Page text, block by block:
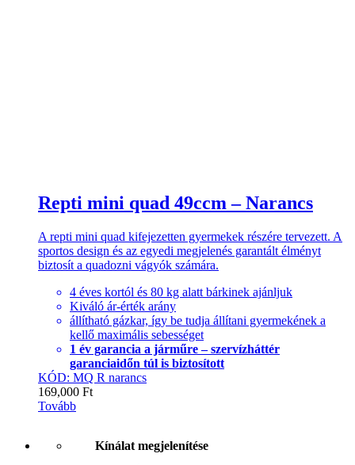
Repti mini quad 49ccm – Narancs
A repti mini quad kifejezetten gyermekek részére tervezett. A
sportos design és az egyedi megjelenés garantált élményt
biztosít a quadozni vágyók számára.
4 éves kortól és 80 kg alatt bárkinek ajánljuk
Kiváló ár-érték arány
állítható gázkar, így be tudja állítani gyermekének a
kellő maximális sebességet
1 év garancia a járműre – szervízháttér
garanciaidőn túl is biztosított
KÓD: MQ R narancs
169,000 Ft
Tovább
Kínálat megjelenítése